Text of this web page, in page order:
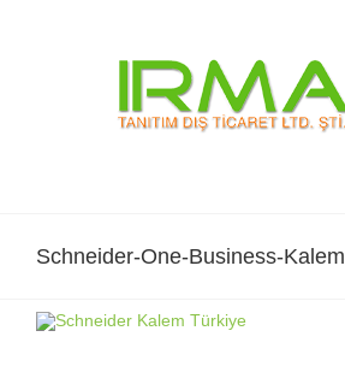
Schneider-One-Business-Kalem